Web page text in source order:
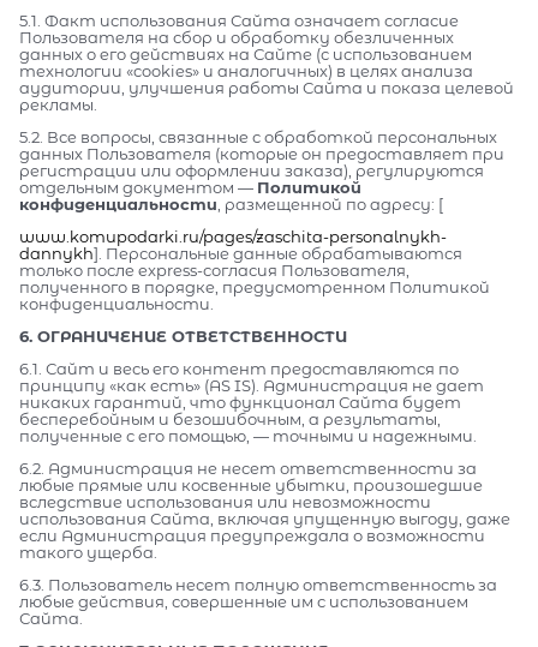
5.1. Факт использования Сайта означает согласие
Пользователя на сбор и обработку обезличенных
данных о его действиях на Сайте (с использованием
технологии «cookies» и аналогичных) в целях анализа
аудитории, улучшения работы Сайта и показа целевой
рекламы.
5.2. Все вопросы, связанные с обработкой персональных
данных Пользователя (которые он предоставляет при
регистрации или оформлении заказа), регулируются
отдельным документом — Политикой
конфиденциальности, размещенной по адресу: [
www.komupodarki.ru/pages/zaschita-personalnykh-
dannykh]. Персональные данные обрабатываются
только после express-согласия Пользователя,
полученного в порядке, предусмотренном Политикой
конфиденциальности.
6. ОГРАНИЧЕНИЕ ОТВЕТСТВЕННОСТИ
6.1. Сайт и весь его контент предоставляются по
принципу «как есть» (AS IS). Администрация не дает
никаких гарантий, что функционал Сайта будет
бесперебойным и безошибочным, а результаты,
полученные с его помощью, — точными и надежными.
6.2. Администрация не несет ответственности за
любые прямые или косвенные убытки, произошедшие
вследствие использования или невозможности
использования Сайта, включая упущенную выгоду, даже
если Администрация предупреждала о возможности
такого ущерба.
6.3. Пользователь несет полную ответственность за
любые действия, совершенные им с использованием
Сайта.